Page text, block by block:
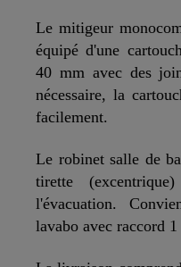
Le mitigeur
équipé d'une
40 mm avec des
nécessaire, la
facilement.
Le robinet salle de
tirette
l'évacuation.
lavabo avec raccord